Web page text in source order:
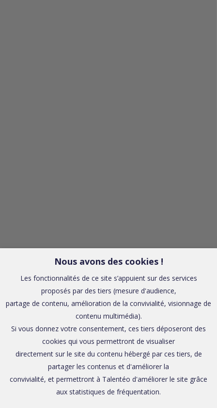
Nous avons des cookies !
Les fonctionnalités de ce site s’appuient sur des services
proposés par des tiers (mesure d'audience,
partage de contenu, amélioration de la convivialité, visionnage de
contenu multimédia).
Si vous donnez votre consentement, ces tiers déposeront des
cookies qui vous permettront de visualiser
directement sur le site du contenu hébergé par ces tiers, de
partager les contenus et d'améliorer la
convivialité, et permettront à Talentéo d'améliorer le site grâce
aux statistiques de fréquentation.